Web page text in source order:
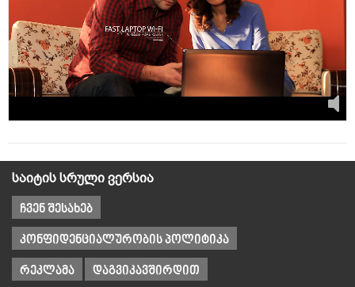
საიტის სრული ვერსია
ჩვენ შესახებ
კონფიდენციალურობის პოლიტიკა
რეკლამა დაგვიკავშირდით